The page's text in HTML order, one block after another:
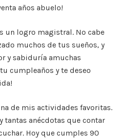
años abuelo!
un logro magistral. No cabe
muchos de tus sueños, y
y sabiduría amuchas
cumpleaños y te deseo
de mis actividades favoritas.
tantas anécdotas que contar
Hoy que cumples 90